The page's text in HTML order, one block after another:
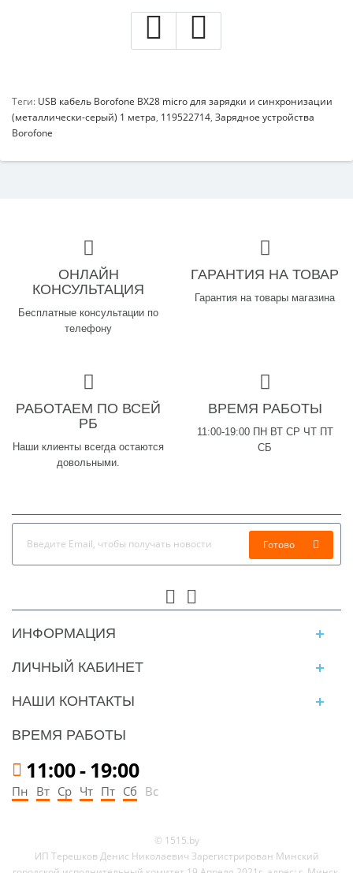
Теги: USB кабель Borofone BX28 micro для зарядки и синхронизации
(металлически-серый) 1 метра, 119522714, Зарядное устройства
Borofone
ОНЛАЙН
КОНСУЛЬТАЦИЯ
Бесплатные консультации по
телефону
ГАРАНТИЯ НА ТОВАР
Гарантия на товары магазина
РАБОТАЕМ ПО ВСЕЙ
РБ
Наши клиенты всегда остаются
довольными.
ВРЕМЯ РАБОТЫ
11:00-19:00 ПН ВТ СР ЧТ ПТ
СБ
Готово
ИНФОРМАЦИЯ
ЛИЧНЫЙ КАБИНЕТ
НАШИ КОНТАКТЫ
ВРЕМЯ РАБОТЫ
11:00-19:00
Пн Вт Ср Чт Пт Сб Вс
© 1515.by
ИП Терешков Денис Николаевич Зарегистрирован Минский